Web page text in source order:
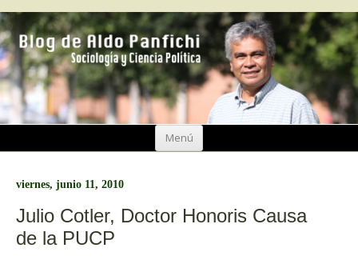
Menú
Ir
viernes, junio 11, 2010
Julio Cotler, Doctor Honoris Causa
de la PUCP